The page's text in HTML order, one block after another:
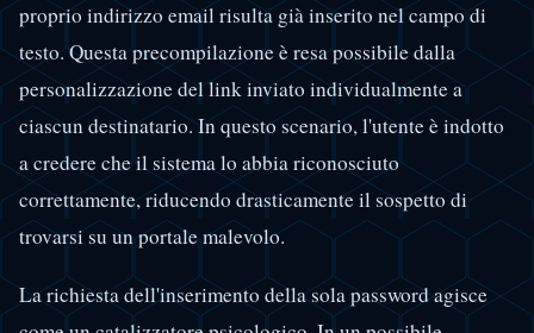
proprio indirizzo email risulta già inserito nel campo di
testo. Questa precompilazione è resa possibile dalla
personalizzazione del link inviato individualmente a
ciascun destinatario. In questo scenario, l'utente è indotto
a credere che il sistema lo abbia riconosciuto
correttamente, riducendo drasticamente il sospetto di
trovarsi su un portale malevolo.
La richiesta dell'inserimento della sola password agisce